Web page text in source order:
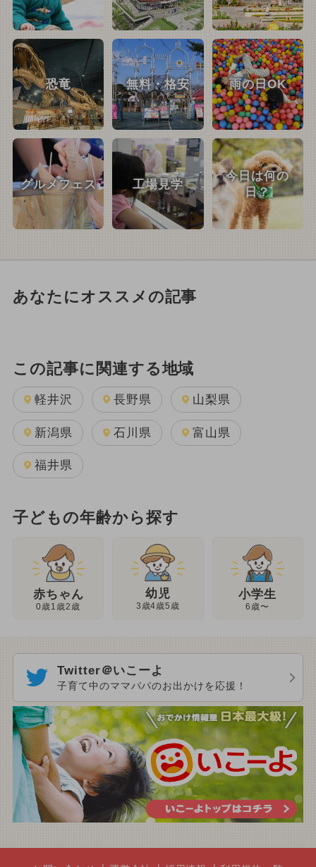
恐竜 無料・格安 雨の日OK
グルメフェス 工場見学
今日は何の
日？
あなたにオススメの記事
この記事に関連する地域
軽井沢 長野県 山梨県
新潟県 石川県 富山県
福井県
子どもの年齢から探す
赤ちゃん
0歳1歳2歳
幼児
3歳4歳5歳
小学生
6歳〜
Twitter＠いこーよ
子育て中のママパパのお出かけを応援！